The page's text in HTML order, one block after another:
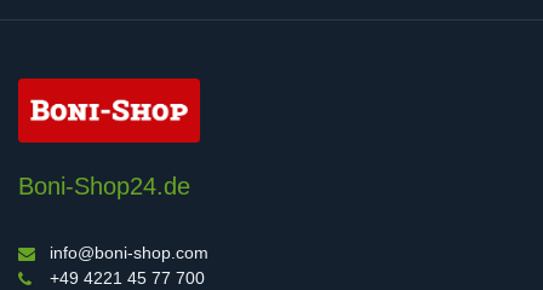
Boni-Shop24.de
info@boni-shop.com
+49 4221 45 77 700